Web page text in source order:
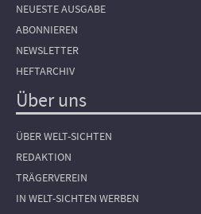
NEUESTE AUSGABE
ABONNIEREN
NEWSLETTER
HEFTARCHIV
Über uns
ÜBER WELT-SICHTEN
REDAKTION
TRÄGERVEREIN
IN WELT-SICHTEN WERBEN